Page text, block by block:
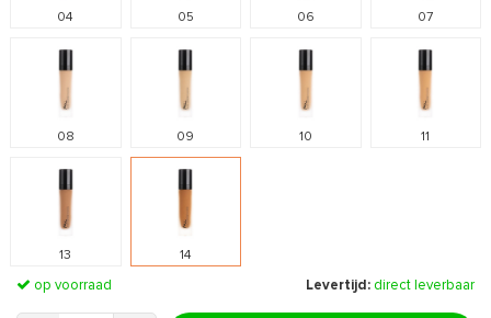
04 05 06 07
08 09 10 11
13 14
op voorraad Levertijd: direct leverbaar